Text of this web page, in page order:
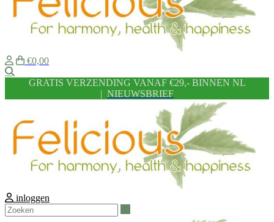
€0,00
GRATIS VERZENDING VANAF €29,- BINNEN NL
| NIEUWSBRIEF
inloggen